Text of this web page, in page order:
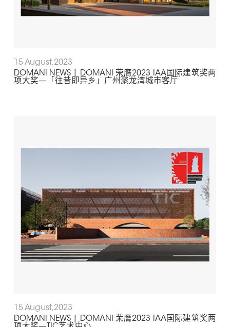
15 August,2023
DOMANI NEWS | DOMANI 荣膺2023 IAA国际建筑奖两
项大奖—「往昔即异乡」广州聚龙湾城市客厅
15 August,2023
DOMANI NEWS | DOMANI 荣膺2023 IAA国际建筑奖两